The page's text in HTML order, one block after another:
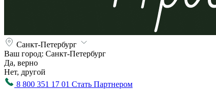
Санкт-Петербург
Ваш город: Санкт-Петербург
Да, верно
Нет, другой
8 800 351 17 01 Стать Партнером